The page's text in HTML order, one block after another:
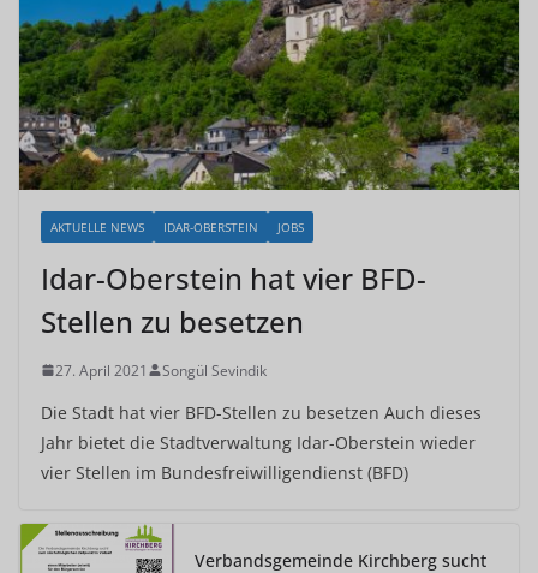
AKTUELLE NEWS IDAR-OBERSTEIN JOBS
Idar-Oberstein hat vier BFD-
Stellen zu besetzen
27. April 2021 Songül Sevindik
Die Stadt hat vier BFD-Stellen zu besetzen Auch dieses
Jahr bietet die Stadtverwaltung Idar-Oberstein wieder
vier Stellen im Bundesfreiwilligendienst (BFD)
Verbandsgemeinde Kirchberg sucht